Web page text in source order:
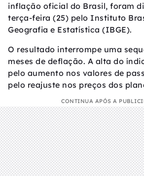
inflação oficial do Brasil, foram
terça-feira (25) pelo Instituto
Geografia e Estatística (IBGE).
O resultado interrompe uma
meses de deflação. A alta do
pelo aumento nos valores de
pelo reajuste nos preços dos
CONTINUA APÓS A